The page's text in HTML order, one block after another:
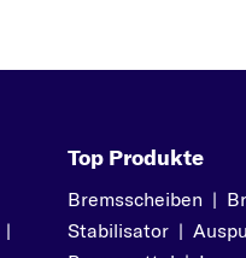
|
Top Produkte
Bremsscheiben |
Stabilisator |